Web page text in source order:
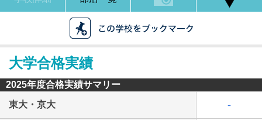
大学合格実績
2025年度合格実績サマリー
東大・京大
-